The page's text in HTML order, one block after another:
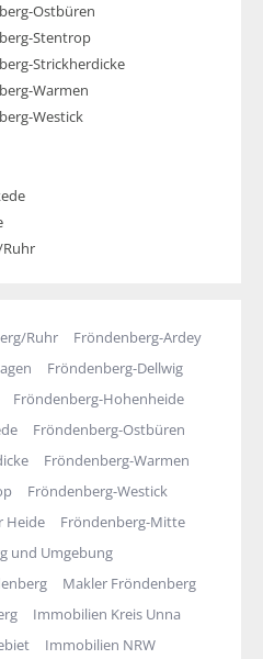
Ostbüren
Stentrop
Strickherdicke
Warmen
Westick
Ruhr
Fröndenberg-Ardey
Fröndenberg-Dellwig
Fröndenberg-Hohenheide
Fröndenberg-Ostbüren
Fröndenberg-Warmen
Fröndenberg-Westick
Heide
Fröndenberg-Mitte
und Umgebung
Makler Fröndenberg
Immobilien Kreis Unna
Immobilien NRW